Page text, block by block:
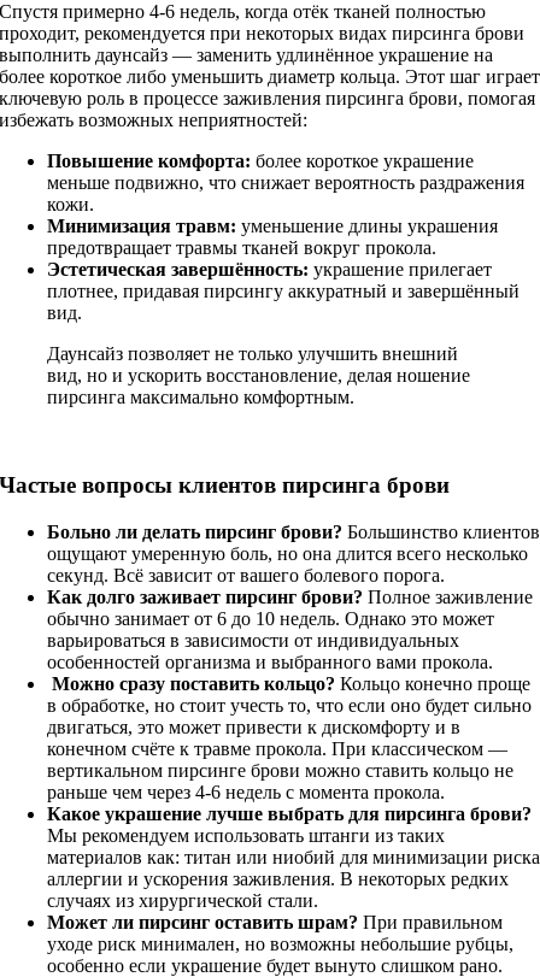
Спустя примерно 4-6 недель, когда отёк тканей полностью
проходит, рекомендуется при некоторых видах пирсинга брови
выполнить даунсайз — заменить удлинённое украшение на
более короткое либо уменьшить диаметр кольца. Этот шаг играет
ключевую роль в процессе заживления пирсинга брови, помогая
избежать возможных неприятностей:
Повышение комфорта: более короткое украшение
меньше подвижно, что снижает вероятность раздражения
кожи.
Минимизация травм: уменьшение длины украшения
предотвращает травмы тканей вокруг прокола.
Эстетическая завершённость: украшение прилегает
плотнее, придавая пирсингу аккуратный и завершённый
вид.
Даунсайз позволяет не только улучшить внешний
вид, но и ускорить восстановление, делая ношение
пирсинга максимально комфортным.
Частые вопросы клиентов пирсинга брови
Больно ли делать пирсинг брови? Большинство клиентов
ощущают умеренную боль, но она длится всего несколько
секунд. Всё зависит от вашего болевого порога.
Как долго заживает пирсинг брови? Полное заживление
обычно занимает от 6 до 10 недель. Однако это может
варьироваться в зависимости от индивидуальных
особенностей организма и выбранного вами прокола.
Можно сразу поставить кольцо? Кольцо конечно проще
в обработке, но стоит учесть то, что если оно будет сильно
двигаться, это может привести к дискомфорту и в
конечном счёте к травме прокола. При классическом —
вертикальном пирсинге брови можно ставить кольцо не
раньше чем через 4-6 недель с момента прокола.
Какое украшение лучше выбрать для пирсинга брови?
Мы рекомендуем использовать штанги из таких
материалов как: титан или ниобий для минимизации риска
аллергии и ускорения заживления. В некоторых редких
случаях из хирургической стали.
Может ли пирсинг оставить шрам? При правильном
уходе риск минимален, но возможны небольшие рубцы,
особенно если украшение будет вынуто слишком рано.